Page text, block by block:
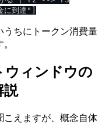
うちにトークン消費量
ウィンドウの
説
こえますが、概念自体